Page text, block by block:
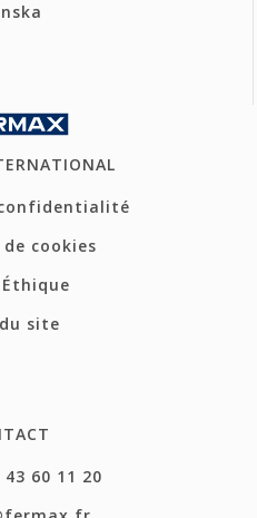
cookies
site
60 11 20